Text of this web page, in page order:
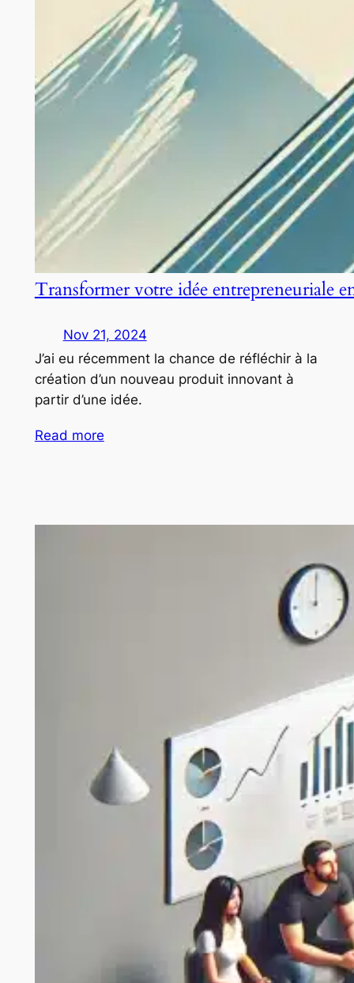
Transformer votre idée entrepreneuriale
Nov 21, 2024
J’ai eu récemment la chance de réfléchir à la
création d’un nouveau produit innovant à
partir d’une idée.
Read more